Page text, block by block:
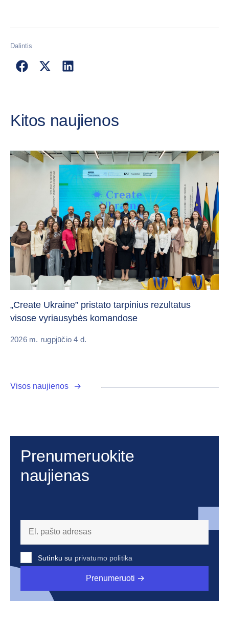
Dalintis
Kitos naujienos
„Create Ukraine” pristato tarpinius rezultatus
visose vyriausybės komandose
2026 m. rugpjūčio 4 d.
Visos naujienos
Prenumeruokite
naujienas
Sutinku su privatumo politika
Prenumeruoti